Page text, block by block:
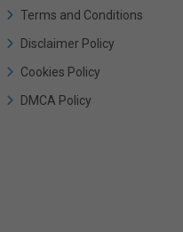
Terms and Conditions
Disclaimer Policy
Cookies Policy
DMCA Policy